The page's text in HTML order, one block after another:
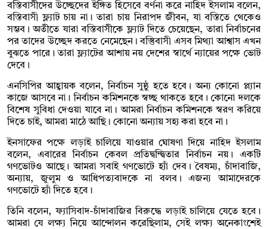
বস্তিবাসীদের উচ্ছেদের ইঙ্গিত হিসেবে বর্ণনা করে নাহিদ ইসলাম বলেন,
বস্তিবাসী ফ্ল্যাট চায় না। তারা চায় নিরাপদ জীবন, যা বস্তিতে থেকেও
সম্ভব। অতীতে যারা বস্তিবাসীকে ফ্ল্যাট দিতে চেয়েছেন, তারা নির্বাচনের
পর তাদের উচ্ছেদ করতে নেমেছেন। বস্তুিবাসী এসব মিথ্যা আশ্বাস এখন
বুঝতে পারে। তারা ফ্ল্যাটের আশায় নয় দেশের স্বার্থে ন্যায়ের পক্ষে ভোট
দেবে।
এনসিপির আহ্বায়ক বলেন, নির্বাচন সুষ্ঠু হতে হবে। অন্য কোনো প্ল্যান
কাজে আসবে না। নির্বাচন কমিশনকে স্বচ্ছ থাকতে হবে। কোনো দলকে
বিশেষ সুবিধা দেওয়া যাবে না। আমরা নির্বাচন কমিশনকে স্বরণ করিয়ে
দিতে চাই, আমরা মাঠে আছি। কোনো অন্যায় সহ্য করা হবে না।
ইনসাফের পক্ষে লড়াই চালিয়ে যাওয়ার ঘোষণা দিয়ে নাহিদ ইসলাম
বলেন, এবারের নির্বাচন কেবল প্রতিদ্বন্দ্বিতার নির্বাচন নয়। একটি
গণভোটও আছে। আমরা সবাই গণভোটে হ্যাঁ দেব। বৈষম্য, চাঁদাবাজি,
অন্যায়, জুলুম ও আধিপত্যবাদকে না বলব। এজন্য আমাদেরকে
গণভোটে হ্যাঁ দিতে হবে।
তিনি বলেন, ফ্যাসিবাদ-চাঁদাবাজির বিরুদ্ধে লড়াই চালিয়ে যেতে হবে।
আমরা যে লক্ষ্য নিয়ে আন্দোলন করেছিলাম, সেই লক্ষ্য অনেকাংশেই